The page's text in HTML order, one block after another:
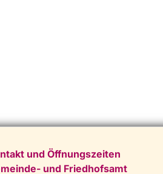
und Öffnungszeiten
und Friedhofsamt